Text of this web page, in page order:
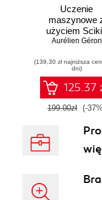
Uczenie
maszynowe
użyciem
Learn i
narzędzia i
systemów
Aurélien Géron
(139,30 zł najniższa
dni)
125.37
199.00zł (-